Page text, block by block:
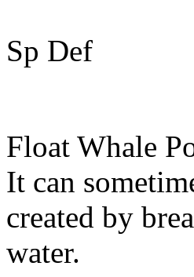
Sp Def
Float Whale
It can
created by
water.